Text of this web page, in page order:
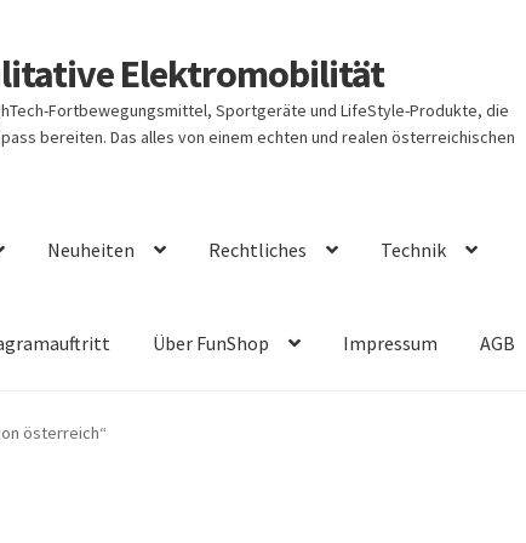
Elektromobilität
Fortbewegungsmittel, Sportgeräte und LifeStyle-Produkte, die
bereiten. Das alles von einem echten und realen österreichischen
Neuheiten Rechtliches Technik
Über FunShop Impressum AGB
österreich“